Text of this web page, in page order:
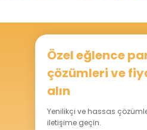
Özel eğlence
çözümleri ve
alın
Yenilikçi ve hassas
iletişime geçin.